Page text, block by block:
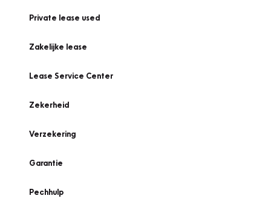
Private lease used
Zakelijke lease
Lease Service Center
Zekerheid
Verzekering
Garantie
Pechhulp